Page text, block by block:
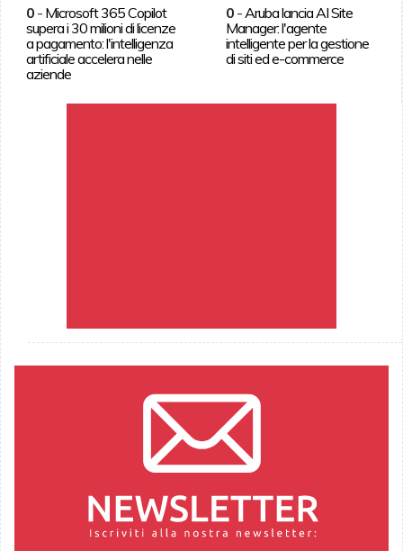
0- Microsoft 365 Copilot
supera i 30 milioni di licenze
a pagamento: l'intelligenza
artificiale accelera nelle
aziende
0 - Aruba lancia AI Site
Manager: l'agente
intelligente per la gestione
di siti ed e-commerce